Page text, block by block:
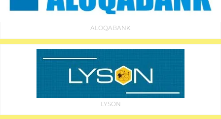
ALOQABANK
LYSON